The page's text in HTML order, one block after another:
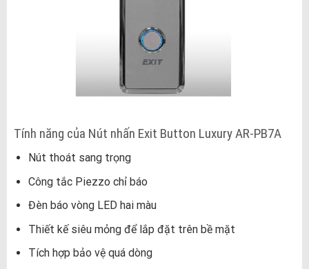
Tính năng của Nút nhấn Exit Button Luxury AR-PB7A
Nút thoát sang trọng
Công tắc Piezzo chỉ báo
Đèn báo vòng LED hai màu
Thiết kế siêu mỏng để lắp đặt trên bề mặt
Tích hợp bảo vệ quá dòng